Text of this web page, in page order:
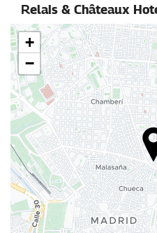
przechowalnia bagażu
Posiłki i napoje
Restauracja à la carte
Bar
Centrum biznesowe
Centrum biznesu
internet
Relais & Châteaux
+
−